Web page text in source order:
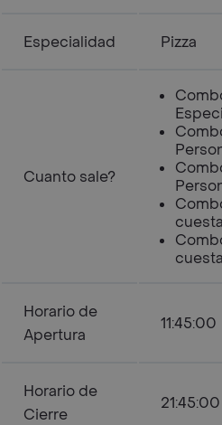
Especialidad Pizza
Cuanto sale?
Horario de
Apertura
11:45:00
Horario de
Cierre
21:45:00